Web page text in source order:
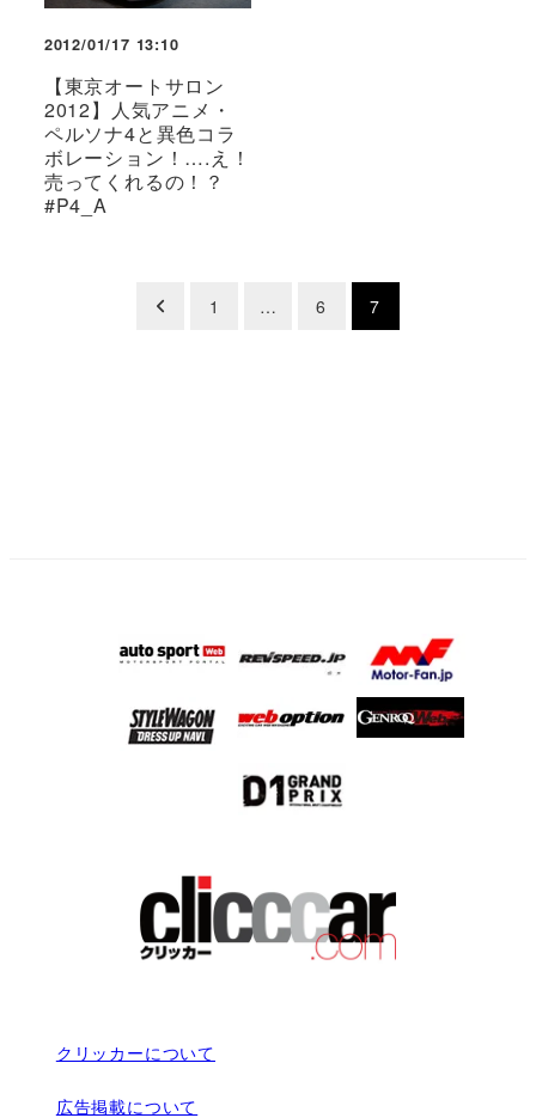
2012/01/17 13:10
【東京オートサロン
2012】人気アニメ・
ペルソナ4と異色コラ
ボレーション！….え！
売ってくれるの！？
#P4_A
1 … 6 7
クリッカーについて
広告掲載について